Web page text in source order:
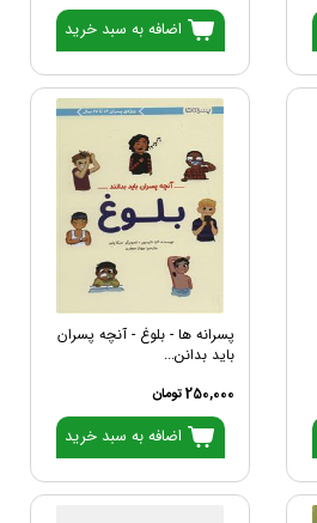
اضافه به سبد خرید
پسرانه ها - بلوغ - آنچه پسران
باید بدانن...
250,000 تومان
اضافه به سبد خرید